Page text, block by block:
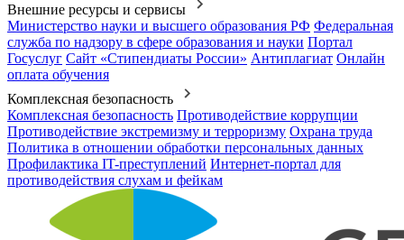
Внешние ресурсы и сервисы
Министерство науки и высшего образования РФ Федеральная
служба по надзору в сфере образования и науки Портал
Госуслуг Сайт «Стипендиаты России» Антиплагиат Онлайн
оплата обучения
Комплексная безопасность
Комплексная безопасность Противодействие коррупции
Противодействие экстремизму и терроризму Охрана труда
Политика в отношении обработки персональных данных
Профилактика IT-преступлений Интернет-портал для
противодействия слухам и фейкам